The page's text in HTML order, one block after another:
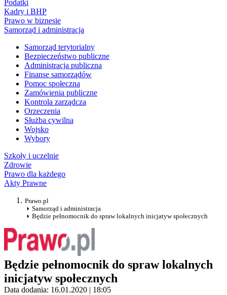
Podatki
Kadry i BHP
Prawo w biznesie
Samorząd i administracja
Samorząd terytorialny
Bezpieczeństwo publiczne
Administracja publiczna
Finanse samorządów
Pomoc społeczna
Zamówienia publiczne
Kontrola zarządcza
Orzeczenia
Służba cywilna
Wojsko
Wybory
Szkoły i uczelnie
Zdrowie
Prawo dla każdego
Akty Prawne
Prawo.pl
Samorząd i administracja
Będzie pełnomocnik do spraw lokalnych inicjatyw społecznych
Będzie pełnomocnik do spraw lokalnych
inicjatyw społecznych
Data dodania: 16.01.2020 | 18:05